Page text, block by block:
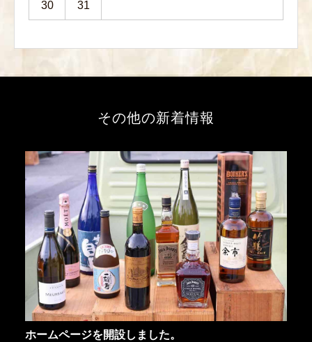
30 31
その他の新着情報
ホームページを開設しました。